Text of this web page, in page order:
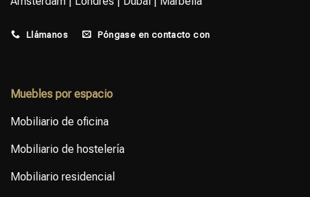
equipos de diseño y adquisición
mobiliario, equipamiento y
Hablemos de su próximo
consultores de FF&E con
especificaciones y soluciones
Llámanos Póngase en contacto con
Muebles por espacio
Mobiliario de oficina
Mobiliario de hostelería
Mobiliario residencial